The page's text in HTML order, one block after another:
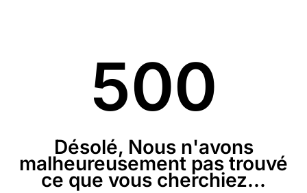
500
Désolé, Nous n'avons
malheureusement pas trouvé
ce que vous cherchiez...